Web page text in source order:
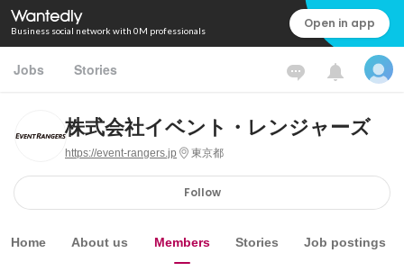
Business social network with 0M professionals Open in app
Jobs Stories
株式会社イベント・レンジャーズ
https://event-rangers.jp 東京都
Follow
Home About us Members Stories Job postings